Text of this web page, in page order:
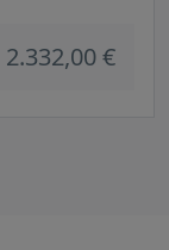
2.332,00 €